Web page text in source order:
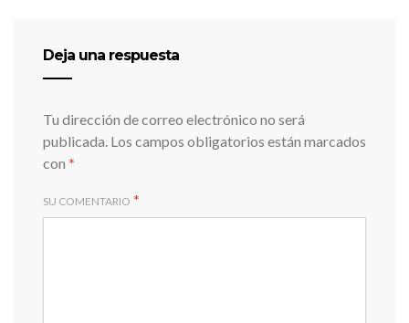
Deja una respuesta
Tu dirección de correo electrónico no será
publicada. Los campos obligatorios están marcados
con *
SU COMENTARIO *